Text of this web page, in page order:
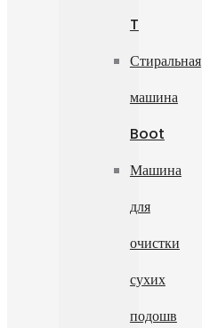
T
Стиральная
машина
Boot
Машина
для
очистки
сухих
подошв